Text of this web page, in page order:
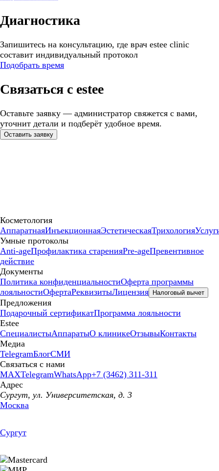
Диагностика
Запишитесь на консультацию, где врач estee clinic
составит индивидуальный протокол
Подобрать время
Связаться с estee
Оставьте заявку — администратор свяжется с вами,
уточнит детали и подберёт удобное время.
Оставить заявку
Косметология
АппаратнаяИнъекционнаяЭстетическаяТрихология
Умные протоколы
Anti-ageПрофилактика старенияPre-ageПревентивное
действие
Документы
Политика конфиденциальностиОферта программы
лояльностиОфертаРеквизитыЛицензия Налоговый вычет
Предложения
Подарочный сертификатПрограмма лояльности
Estee
СпециалистыАппаратыО клиникеОтзывыКонтакты
Медиа
TelegramБлогСМИ
Связаться с нами
MAXTelegramWhatsApp+7 (3462) 311-311
Адрес
Сургут, ул. Университетская, д. 3
Москва
Сургут